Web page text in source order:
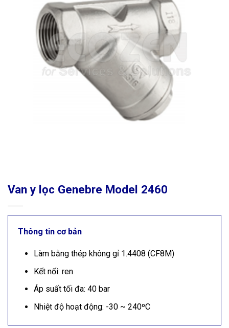
Van y lọc Genebre Model 2460
Thông tin cơ bản
Làm bằng thép không gỉ 1.4408 (CF8M)
Kết nối: ren
Áp suất tối đa: 40 bar
Nhiệt độ hoạt động: -30 ~ 240ºC